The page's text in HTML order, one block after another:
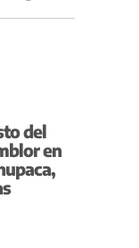
del
en